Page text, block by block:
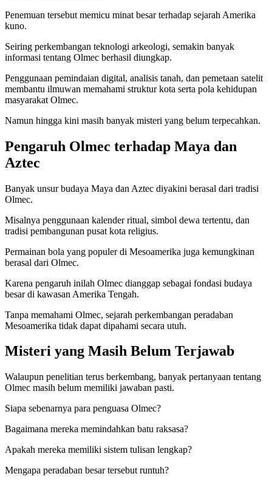
Penemuan tersebut memicu minat besar terhadap sejarah Amerika
kuno.
Seiring perkembangan teknologi arkeologi, semakin banyak
informasi tentang Olmec berhasil diungkap.
Penggunaan pemindaian digital, analisis tanah, dan pemetaan satelit
membantu ilmuwan memahami struktur kota serta pola kehidupan
masyarakat Olmec.
Namun hingga kini masih banyak misteri yang belum terpecahkan.
Pengaruh Olmec terhadap Maya dan
Aztec
Banyak unsur budaya Maya dan Aztec diyakini berasal dari tradisi
Olmec.
Misalnya penggunaan kalender ritual, simbol dewa tertentu, dan
tradisi pembangunan pusat kota religius.
Permainan bola yang populer di Mesoamerika juga kemungkinan
berasal dari Olmec.
Karena pengaruh inilah Olmec dianggap sebagai fondasi budaya
besar di kawasan Amerika Tengah.
Tanpa memahami Olmec, sejarah perkembangan peradaban
Mesoamerika tidak dapat dipahami secara utuh.
Misteri yang Masih Belum Terjawab
Walaupun penelitian terus berkembang, banyak pertanyaan tentang
Olmec masih belum memiliki jawaban pasti.
Siapa sebenarnya para penguasa Olmec?
Bagaimana mereka memindahkan batu raksasa?
Apakah mereka memiliki sistem tulisan lengkap?
Mengapa peradaban besar tersebut runtuh?